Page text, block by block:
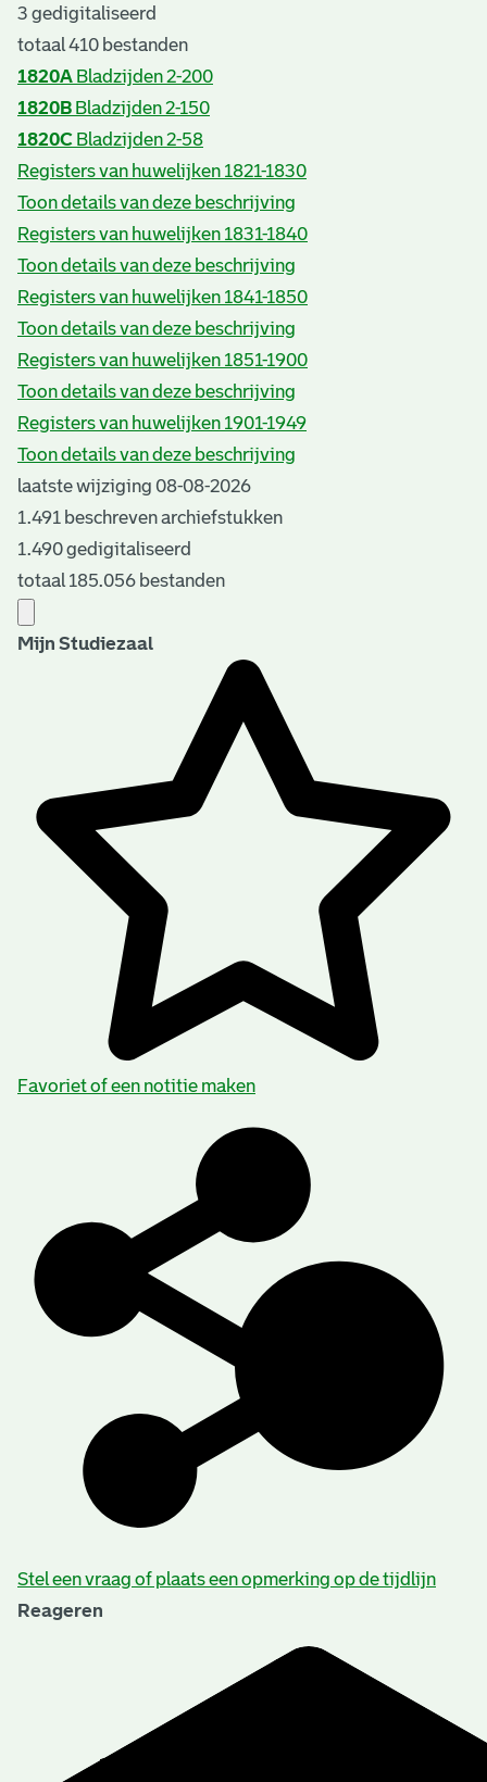
3 gedigitaliseerd
totaal 410 bestanden
1820A Bladzijden 2-200
1820B Bladzijden 2-150
1820C Bladzijden 2-58
Registers van huwelijken 1821-1830
Toon details van deze beschrijving
Registers van huwelijken 1831-1840
Toon details van deze beschrijving
Registers van huwelijken 1841-1850
Toon details van deze beschrijving
Registers van huwelijken 1851-1900
Toon details van deze beschrijving
Registers van huwelijken 1901-1949
Toon details van deze beschrijving
laatste wijziging 08-08-2026
1.491 beschreven archiefstukken
1.490 gedigitaliseerd
totaal 185.056 bestanden
Mijn Studiezaal
Favoriet of een notitie maken
Stel een vraag of plaats een opmerking op de tijdlijn
Reageren